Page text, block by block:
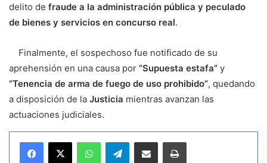
delito de fraude a la administración pública y peculado
de bienes y servicios en concurso real.
Finalmente, el sospechoso fue notificado de su
aprehensión en una causa por “Supuesta estafa” y
“Tenencia de arma de fuego de uso prohibido”, quedando
a disposición de la Justicia mientras avanzan las
actuaciones judiciales.
Telegram